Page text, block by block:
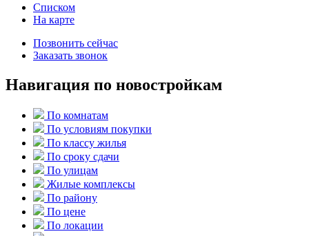
Списком
На карте
Позвонить сейчас
Заказать звонок
Навигация по новостройкам
По комнатам
По условиям покупки
По классу жилья
По сроку сдачи
По улицам
Жилые комплексы
По району
По цене
По локации